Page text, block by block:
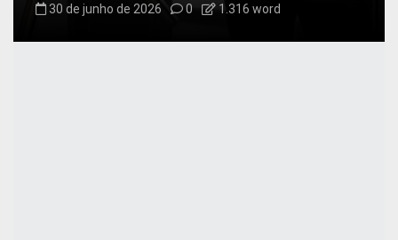
30 de junho de 2026 0 1.316 word